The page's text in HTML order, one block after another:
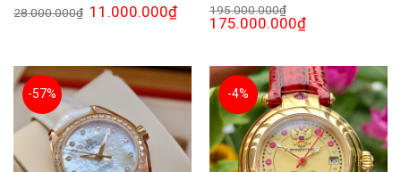
28.000.000₫ Giá
gốc
11.000.000₫Giá
hiện
195.000.000₫
Giá
gốc
175.000.000₫Giá
hiện
175.000.000₫.
-57%
-4%